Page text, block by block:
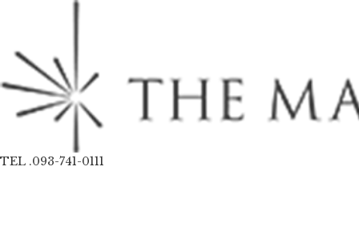
TEL .093-741-0111